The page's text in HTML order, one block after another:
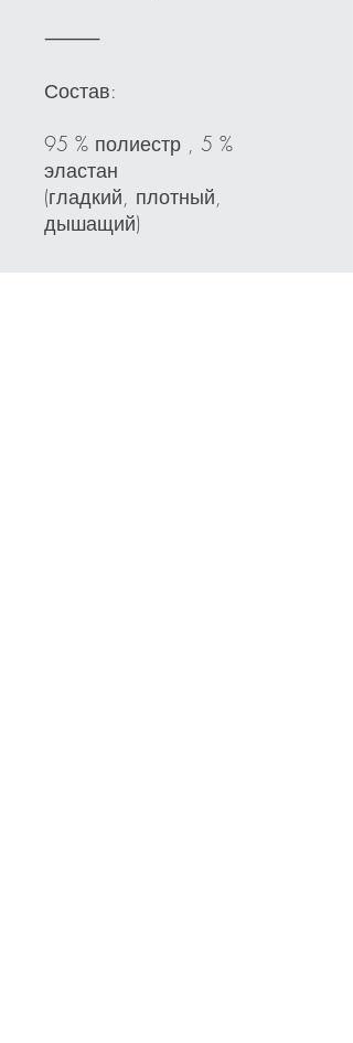
⸻
Состав:
95 % полиестр , 5 %
эластан
(гладкий, плотный,
дышащий)